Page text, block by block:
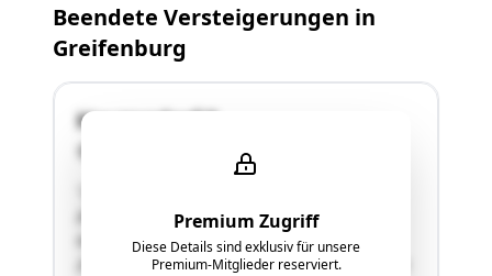
Beendete Versteigerungen in
Greifenburg
Premium Zugriff
Diese Details sind exklusiv für unsere
Premium-Mitglieder reserviert.
Hauzendorf 8
Zweifamilienwohnhaus, bestehend aus den
Grundstücken Nr. 290/1 (bebaut) und
290/2.Widmung: "Bauland - Dorfgebiet".Adresse: